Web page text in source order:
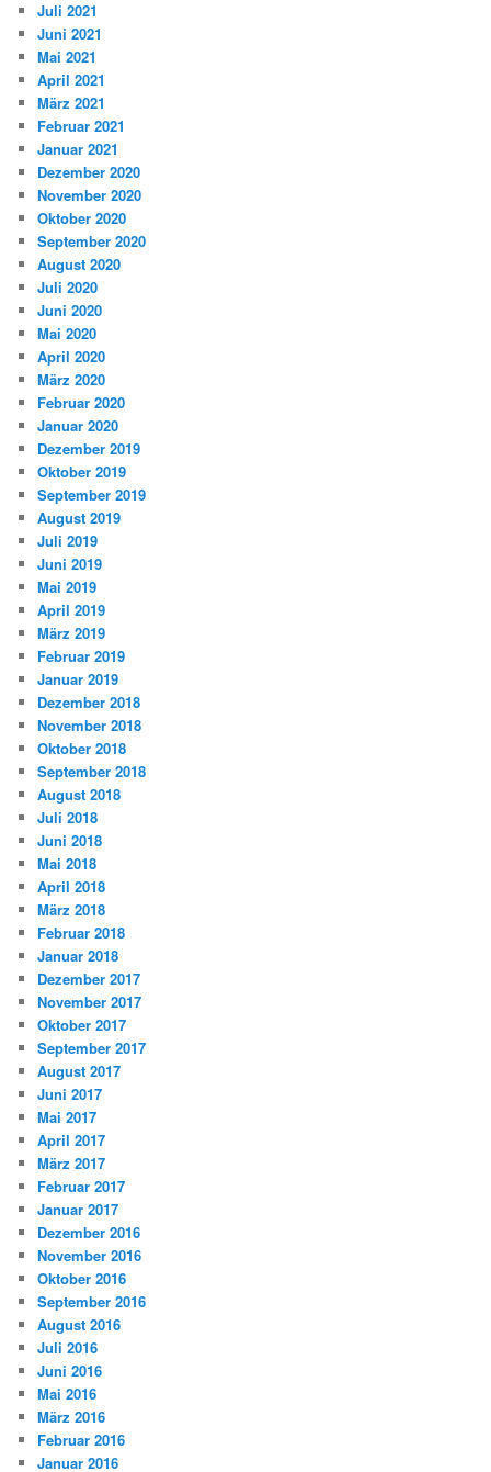
Juli 2021
Juni 2021
Mai 2021
April 2021
März 2021
Februar 2021
Januar 2021
Dezember 2020
November 2020
Oktober 2020
September 2020
August 2020
Juli 2020
Juni 2020
Mai 2020
April 2020
März 2020
Februar 2020
Januar 2020
Dezember 2019
Oktober 2019
September 2019
August 2019
Juli 2019
Juni 2019
Mai 2019
April 2019
März 2019
Februar 2019
Januar 2019
Dezember 2018
November 2018
Oktober 2018
September 2018
August 2018
Juli 2018
Juni 2018
Mai 2018
April 2018
März 2018
Februar 2018
Januar 2018
Dezember 2017
November 2017
Oktober 2017
September 2017
August 2017
Juni 2017
Mai 2017
April 2017
März 2017
Februar 2017
Januar 2017
Dezember 2016
November 2016
Oktober 2016
September 2016
August 2016
Juli 2016
Juni 2016
Mai 2016
März 2016
Februar 2016
Januar 2016